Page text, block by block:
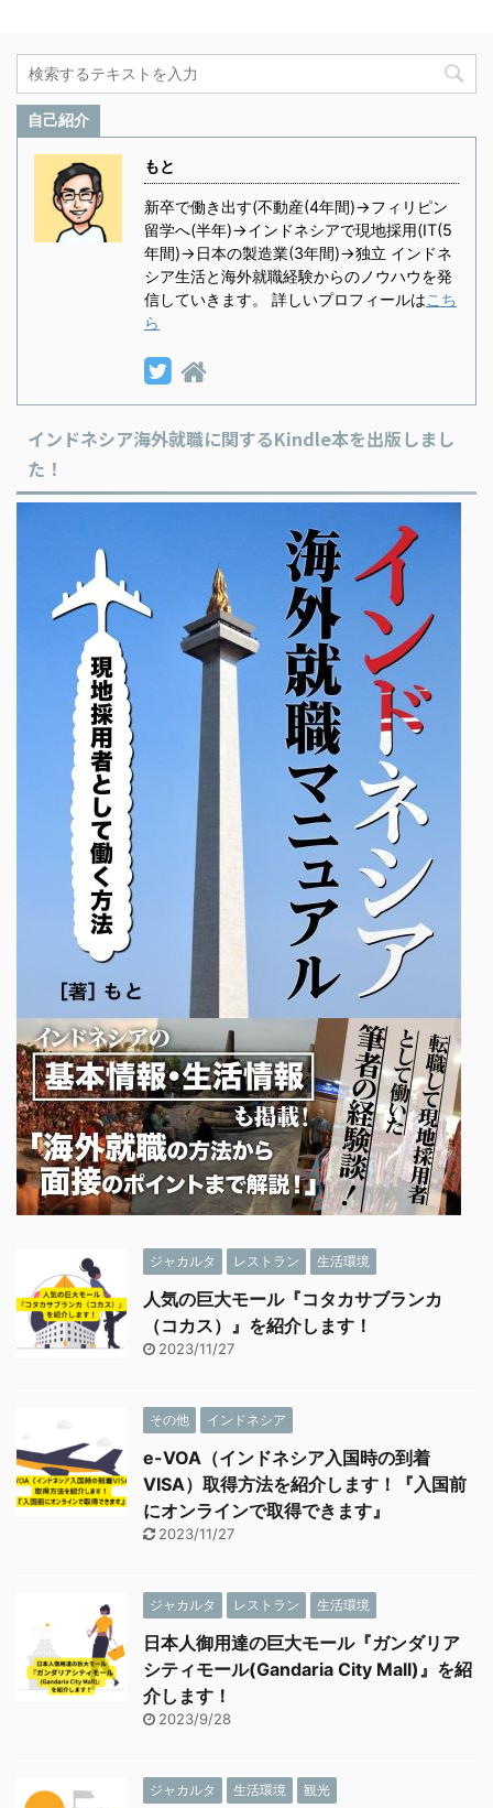
自己紹介
もと
新卒で働き出す(不動産(4年間)→フィリピン
留学へ(半年)→インドネシアで現地採用(IT(5
年間)→日本の製造業(3年間)→独立 インドネ
シア生活と海外就職経験からのノウハウを発
信していきます。 詳しいプロフィールはこち
ら
インドネシア海外就職に関するKindle本を出版しまし
た！
ジャカルタ レストラン 生活環境
人気の巨大モール『コタカサブランカ
（コカス）』を紹介します！
2023/11/27
その他 インドネシア
e-VOA（インドネシア入国時の到着
VISA）取得方法を紹介します！『入国前
にオンラインで取得できます』
2023/11/27
ジャカルタ レストラン 生活環境
日本人御用達の巨大モール『ガンダリア
シティモール(Gandaria City Mall)』を紹
介します！
2023/9/28
ジャカルタ 生活環境 観光